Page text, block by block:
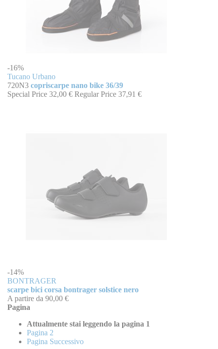
-16%
Tucano Urbano
720N3 copriscarpe nano bike 36/39
Special Price 32,00 € Regular Price 37,91 €
-14%
BONTRAGER
scarpe bici corsa bontrager solstice nero
A partire da 90,00 €
Pagina
Attualmente stai leggendo la pagina 1
Pagina 2
Pagina Successivo